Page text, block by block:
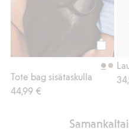
Osta
Tote bag sisätaskulla
44,99 €